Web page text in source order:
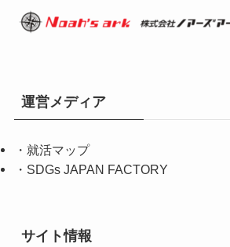
運営メディア
・ 就活マップ
・ SDGs JAPAN FACTORY
サイト情報